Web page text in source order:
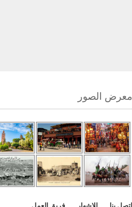
معرض الصور